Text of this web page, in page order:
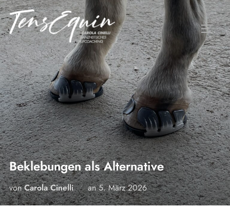
Zum
Inhalt
springen
Beklebungen als Alternative
vonCarola Cinelli anVeröffentlicht
am
5. März 2026